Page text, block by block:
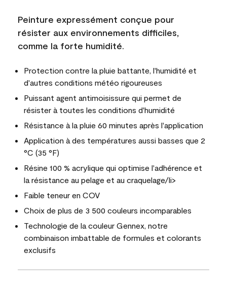
Peinture expressément conçue pour
résister aux environnements difficiles,
comme la forte humidité.
Protection contre la pluie battante, l'humidité et
d'autres conditions météo rigoureuses
Puissant agent antimoisissure qui permet de
résister à toutes les conditions d'humidité
Résistance à la pluie 60 minutes après l'application
Application à des températures aussi basses que 2
°C (35 °F)
Résine 100 % acrylique qui optimise l'adhérence et
la résistance au pelage et au craquelage/li>
Faible teneur en COV
Choix de plus de 3 500 couleurs incomparables
Technologie de la couleur Gennex, notre
combinaison imbattable de formules et colorants
exclusifs